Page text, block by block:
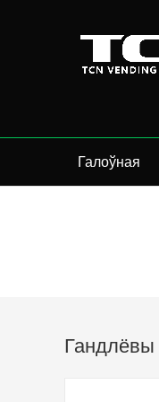
Галоўная
Гандлёвы